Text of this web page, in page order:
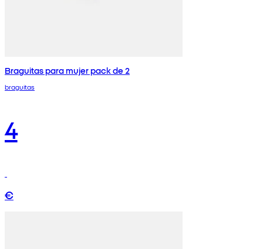
Braguitas para mujer pack de 2
braguitas
4
€